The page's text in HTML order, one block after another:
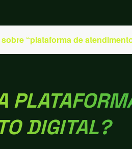
“plataforma de
DIGITAL?